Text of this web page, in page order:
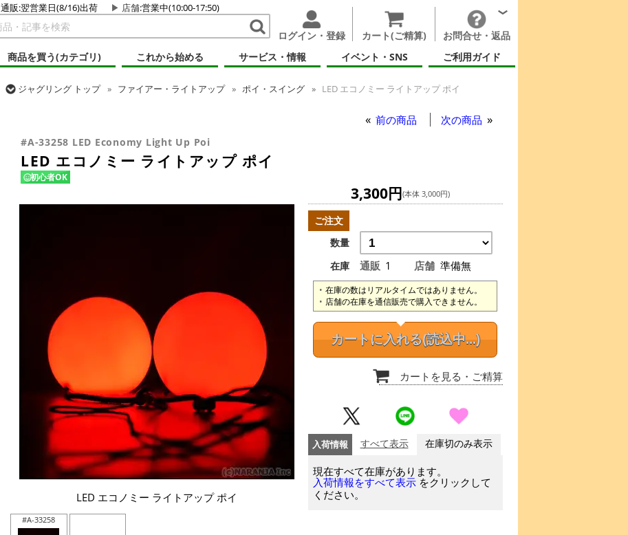
通販:翌営業日(8/16)出荷 店舗:営業中(10:00-17:50)
ログイン・登録 カート(ご精算)
お問合せ・返品
商品を買う(カテゴリ)
これから始める サービス・情報 イベント・SNS ご利用ガイド
ジャグリング トップ ファイアー・ライトアップ ポイ・スイング
LED エコノミー ライトアップ ポイ
前の商品 次の商品
#A-33258 LED Economy Light Up Poi
LED エコノミー ライトアップ ポイ
初心者OK
LED エコノミー ライトアップ ポイ
#A-33258
3,300円(本体 3,000円)
ご注文
数量
在庫
通販 1 店舗 準備無
在庫の数はリアルタイムではありません。
店舗の在庫を通信販売で購入できません。
カートに入れる(読込中...)
カートを見る ・ご精算
入荷情報 すべて表示 在庫切のみ表示
現在すべて在庫があります。
入荷情報をすべて表示 をクリックして
ください。